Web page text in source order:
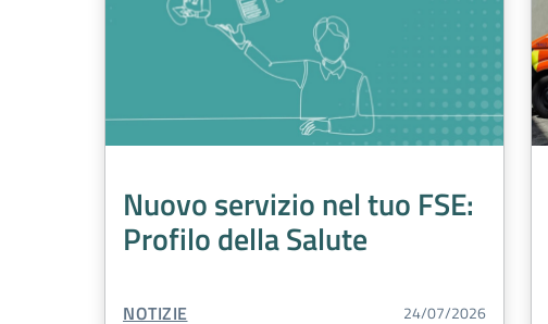
Nuovo servizio nel tuo FSE:
Profilo della Salute
TIPO CONTENUTO:
NOTIZIE 24/07/2026